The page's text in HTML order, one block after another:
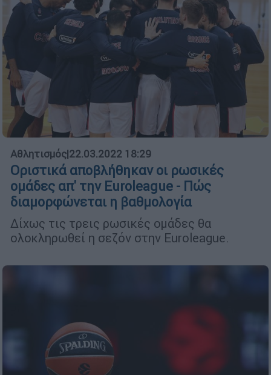
Αθλητισμός|22.03.2022 18:29
Οριστικά αποβλήθηκαν οι ρωσικές
ομάδες απ' την Euroleague - Πώς
διαμορφώνεται η βαθμολογία
Δίχως τις τρεις ρωσικές ομάδες θα
ολοκληρωθεί η σεζόν στην Euroleague.